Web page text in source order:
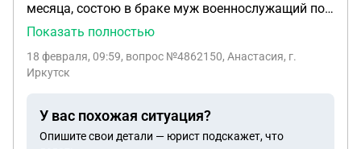
месяца, состою в браке муж военнослужащий по
контракту три года служил, с 5 ноября 2025 года
мат.капитал , какие выплаты положены ребенку
Показать полностью
18 февраля, 09:59, вопрос №4862150, Анастасия, г.
Иркутск
У вас похожая ситуация?
Опишите свои детали — юрист подскажет, что